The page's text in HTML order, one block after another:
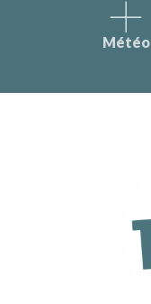
Météo